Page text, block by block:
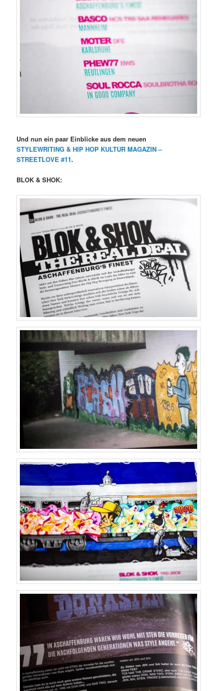
Und nun ein paar Einblicke aus dem neuen
STYLEWRITING & HIP HOP KULTUR MAGAZIN –
STREETLOVE #11.
BLOK & SHOK: